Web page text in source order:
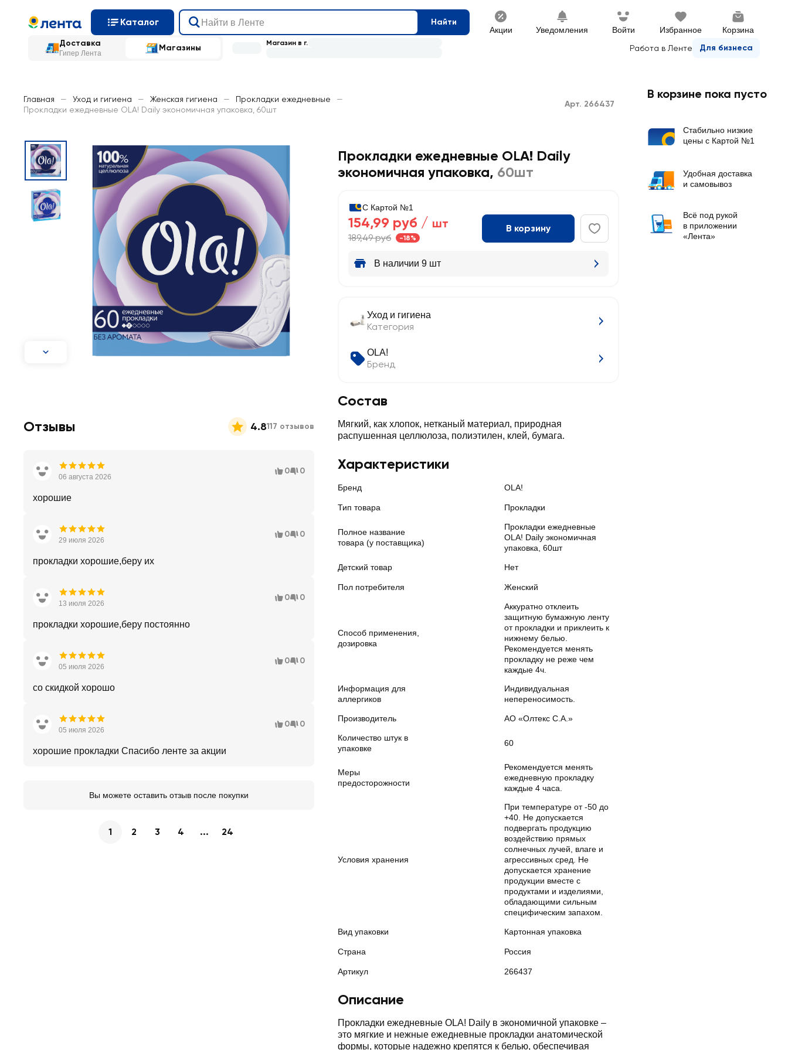
Каталог Найти
Акции Уведомления Войти Избранное Корзина
Доставка
Гипер Лента
Магазины Работа в Ленте Для бизнеса
Магазин в г.
Главная — Уход и гигиена — Женская гигиена — Прокладки ежедневные
—
Прокладки ежедневные OLA! Daily экономичная упаковка, 60шт
Арт. 266437
Прокладки ежедневные OLA! Daily
экономичная упаковка, 60шт
С Картой №1
154,99 руб / шт
189,49 руб -18%
В корзину
В наличии 9 шт
Уход и гигиена
Категория
OLA!
Бренд
Состав
Мягкий, как хлопок, нетканый материал, природная
распушенная целлюлоза, полиэтилен, клей, бумага.
Характеристики
Бренд OLA!
Тип товара Прокладки
Полное название
товара (у поставщика)
Прокладки ежедневные
OLA! Daily экономичная
упаковка, 60шт
Детский товар Нет
Пол потребителя Женский
Способ применения,
дозировка
Аккуратно отклеить
защитную бумажную ленту
от прокладки и приклеить к
нижнему белью.
Рекомендуется менять
прокладку не реже чем
каждые 4ч.
Информация для
аллергиков
Индивидуальная
непереносимость.
Производитель АО «Олтекс С.А.»
Количество штук в
упаковке
60
Меры
предосторожности
Рекомендуется менять
ежедневную прокладку
каждые 4 часа.
Условия хранения
При температуре от -50 до
+40. Не допускается
подвергать продукцию
воздействию прямых
солнечных лучей, влаге и
агрессивных сред. Не
допускается хранение
продукции вместе с
продуктами и изделиями,
обладающими сильным
специфическим запахом.
Вид упаковки Картонная упаковка
Страна Россия
Артикул 266437
Описание
Прокладки ежедневные OLA! Daily в экономичной упаковке –
это мягкие и нежные ежедневные прокладки анатомической
формы, которые надежно крепятся к белью, обеспечивая
Отзывы 4.8117 отзывов
06 августа 2026
0 0
хорошие
29 июля 2026
0 0
прокладки хорошие,беру их
13 июля 2026
0 0
прокладки хорошие,беру постоянно
05 июля 2026
0 0
со скидкой хорошо
05 июля 2026
0 0
хорошие прокладки Спасибо ленте за акции
Вы можете оставить отзыв после покупки
1 2 3 4 ... 24
В корзине пока пусто
Стабильно низкие
цены с Картой №1
Удобная доставка
и самовывоз
Всё под рукой
в приложении
«Лента»